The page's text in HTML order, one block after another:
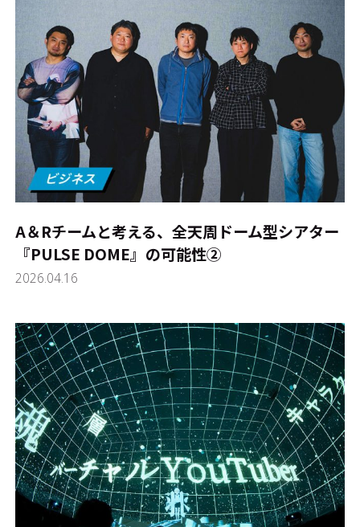
A＆Rチームと考える、全天周ドーム型シアター
『PULSE DOME』の可能性➁
2026.04.16